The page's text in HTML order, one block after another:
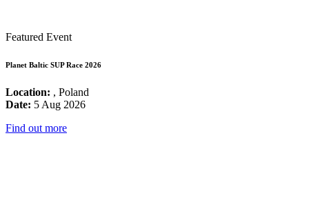
Featured Event
Planet Baltic SUP Race 2026
Location: , Poland
Date: 5 Aug 2026
Find out more